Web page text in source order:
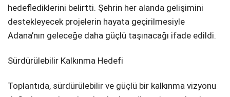
hedeflediklerini belirtti. Şehrin her alanda gelişimini
destekleyecek projelerin hayata geçirilmesiyle
Adana’nın geleceğe daha güçlü taşınacağı ifade edildi.
Sürdürülebilir Kalkınma Hedefi
Toplantıda, sürdürülebilir ve güçlü bir kalkınma vizyonu